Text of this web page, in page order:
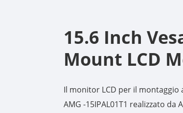
15.6 Inch
Mount LCD
Il monitor LCD per il
AMG -15IPAL01T1 realizzato